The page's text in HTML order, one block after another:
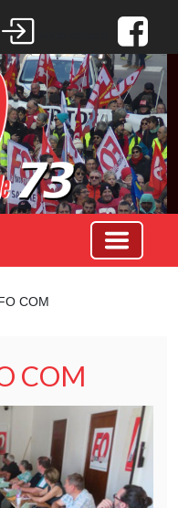
COM
COM